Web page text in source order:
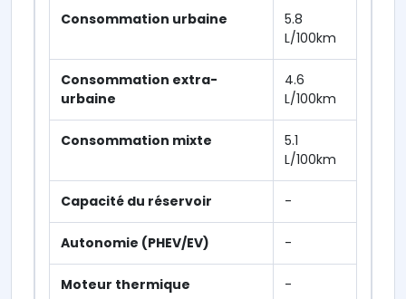
Consommation urbaine
5.8
L/100km
Consommation extra-
urbaine
4.6
L/100km
Consommation mixte
5.1
L/100km
Capacité du réservoir -
Autonomie (PHEV/EV) -
Moteur thermique -